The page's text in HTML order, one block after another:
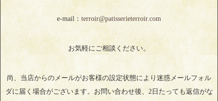
e-mail： terroir@patisserieterroir.com
お気軽にご相談ください。
尚、当店からのメールがお客様の設定状態により迷惑メールフォル
ダに届く場合がございます。お問い合わせ後、2日たっても返信がな